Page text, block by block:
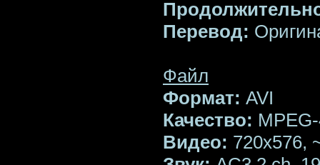
Перевод:
Файл
Формат: AVI
Качество:
Видео: 720х576,